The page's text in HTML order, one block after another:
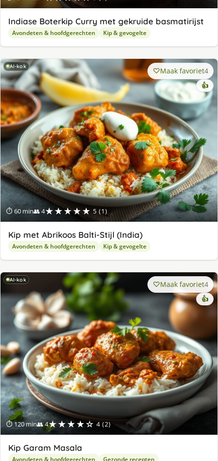
Indiase Boterkip Curry met gekruide basmatirijst
Avondeten & hoofdgerechten Kip & gevogelte
AI-kok
⏱ 60 min👥 4★★★★★ 5 (1)
Maak favoriet4
👍
Kip met Abrikoos Balti-Stijl (India)
Avondeten & hoofdgerechten Kip & gevogelte
AI-kok
⏱ 120 min👥 4★★★★☆ 4 (2)
Maak favoriet4
👍
Kip Garam Masala
Avondeten & hoofdgerechten Gezonde recepten